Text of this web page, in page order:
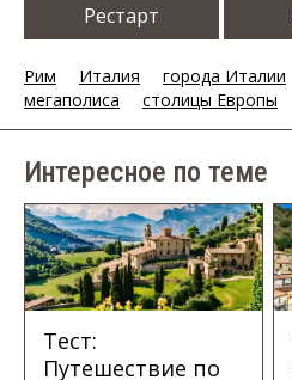
Рестарт
Рим Италия города Италии
мегаполиса
столицы Европы
Интересное по теме
Тест:
Путешествие по